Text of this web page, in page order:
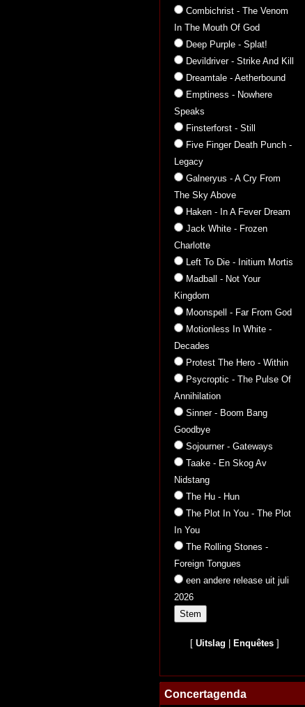
Combichrist - The Venom
In The Mouth Of God
Deep Purple - Splat!
Devildriver - Strike And Kill
Dreamtale - Aetherbound
Emptiness - Nowhere
Speaks
Finsterforst - Still
Five Finger Death Punch -
Legacy
Galneryus - A Cry From
The Sky Above
Haken - In A Fever Dream
Jack White - Frozen
Charlotte
Left To Die - Initium Mortis
Madball - Not Your
Kingdom
Moonspell - Far From God
Motionless In White -
Decades
Protest The Hero - Within
Psycroptic - The Pulse Of
Annihilation
Sinner - Boom Bang
Goodbye
Sojourner - Gateways
Taake - En Skog Av
Nidstang
The Hu - Hun
The Plot In You - The Plot
In You
The Rolling Stones -
Foreign Tongues
een andere release uit juli
2026
[Uitslag Enquêtes ]
Concertagenda